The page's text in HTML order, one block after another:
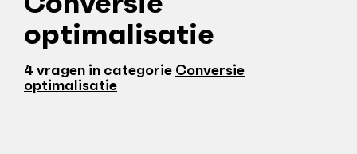
optimalisatie
4 vragen in categorie Conversie
optimalisatie